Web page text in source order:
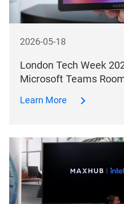
2026-05-18
London Tech Week
Microsoft Teams
Learn More